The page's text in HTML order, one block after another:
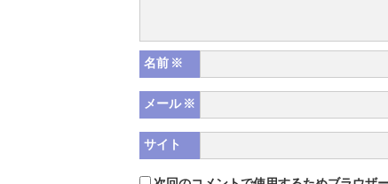
名前 ※
メール※
サイト